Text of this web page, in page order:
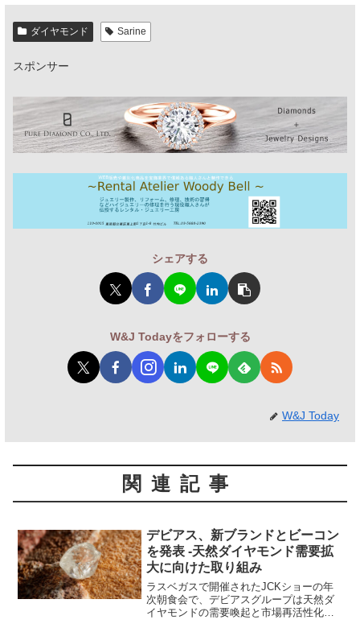
ダイヤモンド Sarine
スポンサー
シェアする
W&J Todayをフォローする
W&J Today
関連記事
デビアス、新ブランドとビーコン
を発表 -天然ダイヤモンド需要拡
大に向けた取り組み
ラスベガスで開催されたJCKショーの年
次朝食会で、デビアスグループは天然ダ
イヤモンドの需要喚起と市場再活性化に